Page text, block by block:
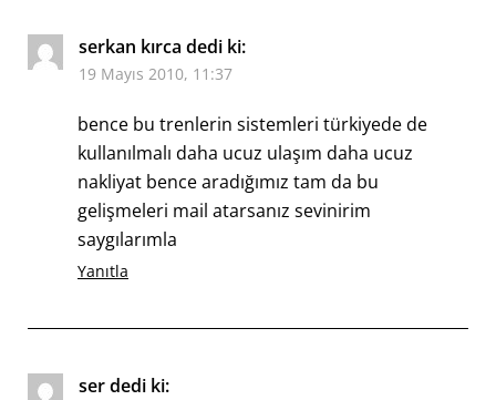
serkan kırca dedi ki:
19 Mayıs 2010, 11:37
bence bu trenlerin sistemleri türkiyede de
kullanılmalı daha ucuz ulaşım daha ucuz
nakliyat bence aradığımız tam da bu
gelişmeleri mail atarsanız sevinirim
saygılarımla
Yanıtla
serdedi ki: